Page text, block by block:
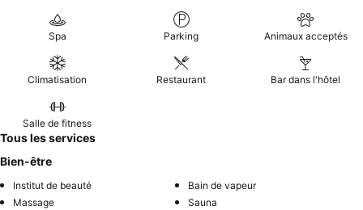
Spa Parking Animaux acceptés
Climatisation Restaurant Bar dans l'hôtel
Salle de fitness
Tous les services
Bien-être
Institut de beauté
Bain de vapeur
Massage
Sauna